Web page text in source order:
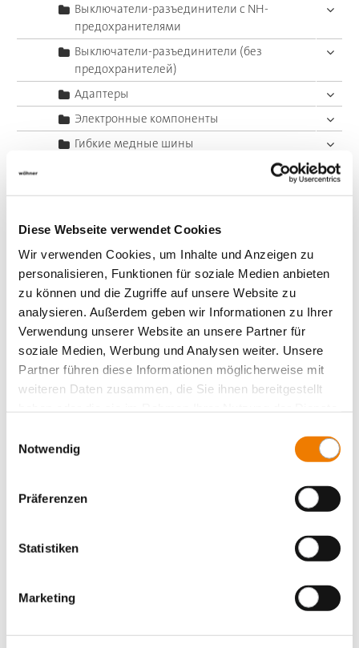
Diese Webseite verwendet Cookies
Wir verwenden Cookies, um Inhalte und Anzeigen zu
personalisieren, Funktionen für soziale Medien anbieten
zu können und die Zugriffe auf unsere Website zu
analysieren. Außerdem geben wir Informationen zu Ihrer
Verwendung unserer Website an unsere Partner für
soziale Medien, Werbung und Analysen weiter. Unsere
Partner führen diese Informationen möglicherweise mit
weiteren Daten zusammen, die Sie ihnen bereitgestellt
Notwendig
Präferenzen
Statistiken
Marketing
Выключатели-разъединители с NH-
предохранителями
Выключатели-разъединители (без
предохранителей)
Адаптеры
Электронные компоненты
Гибкие медные шины
System 60Classic, 4-pole
Центральный ввод питания
Panel, fuse holders
Panel, switching devices
Принадлежности
Value Added Services